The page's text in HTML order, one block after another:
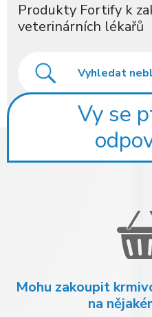
Produkty Fortify k
veterinárních lékařů
Vy se
Mohu zakoupit
na